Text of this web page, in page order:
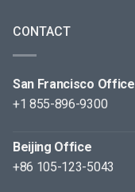
CONTACT
San Francisco Office
+1 855-896-9300
Beijing Office
+86 105-123-5043